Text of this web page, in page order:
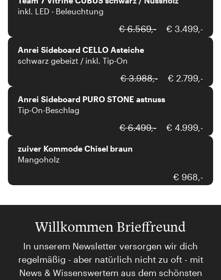
inkl. LED - Beleuchtung
€ 6.569,- € 3.499,-
Anrei
Anrei Sideboard CELLO Asteiche
schwarz gebeizt / inkl. Tip-On
€ 3.988,- € 2.799,-
Anrei
Anrei Sideboard PURO STONE astnuss
Tip-On-Beschlag
€ 6.499,- € 4.999,-
zuiver Kommode Chisel braun
Mangoholz
€ 968,-
Willkommen Brieffreund
In unserem Newsletter versorgen wir dich
regelmäßig - aber natürlich nicht zu oft - mit
News & Wissenswertem aus dem schönsten